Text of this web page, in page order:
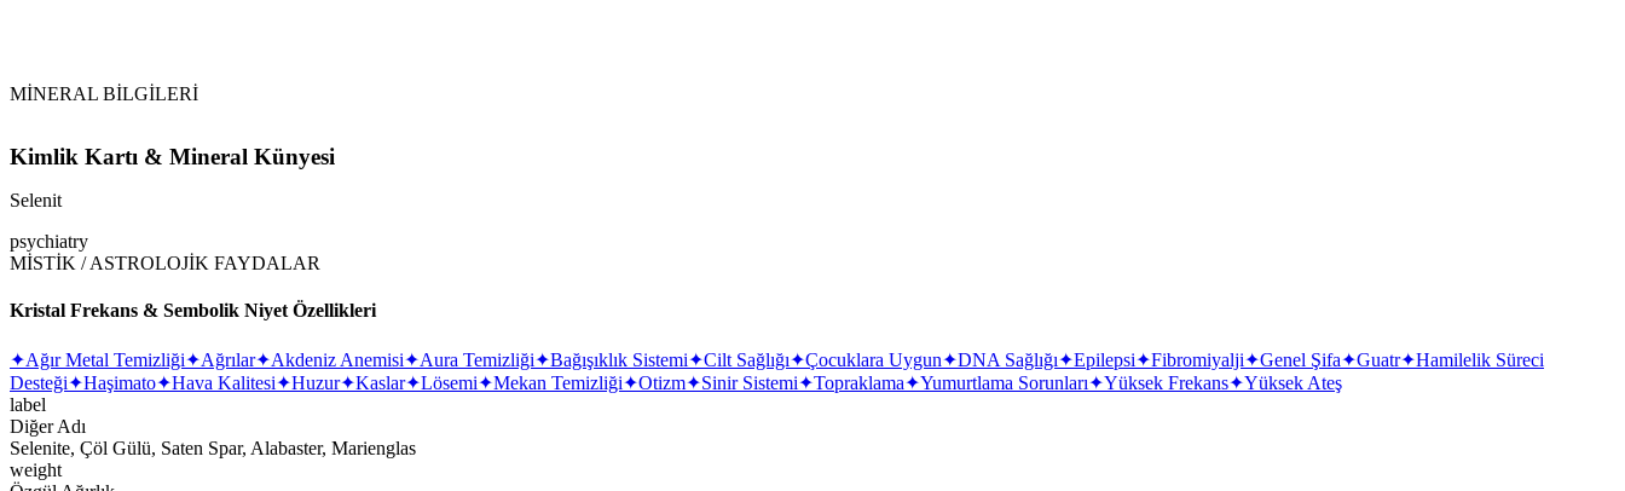
MİNERAL BİLGİLERİ
Kimlik Kartı & Mineral Künyesi
Selenit
psychiatry
MİSTİK / ASTROLOJİK FAYDALAR
Kristal Frekans & Sembolik Niyet Özellikleri
✦Ağır Metal Temizliği✦Ağrılar✦Akdeniz Anemisi✦Aura Temizliği✦Bağışıklık Sistemi✦Cilt Sağlığı✦Çocuklara Uygun✦DNA Sağlığı✦Epilepsi✦Fibromiyalji✦Genel Şifa✦Guatr✦Hamilelik Süreci
Desteği✦Haşimato✦Hava Kalitesi✦Huzur✦Kaslar✦Lösemi✦Mekan Temizliği✦Otizm✦Sinir Sistemi✦Topraklama✦Yumurtlama Sorunları✦Yüksek Frekans✦Yüksek Ateş
label
Diğer Adı
Selenite, Çöl Gülü, Saten Spar, Alabaster, Marienglas
weight